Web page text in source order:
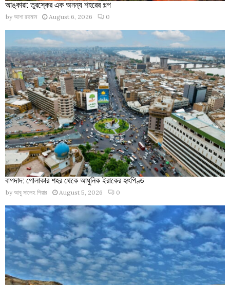
আঙ্কারা: তুরস্কের এক অনন্য শহরের গল্প
by আশা রহমান August 6, 2026 0
বাগদাদ: গোলাকার শহর থেকে আধুনিক ইরাকের হৃৎপিণ্ড
by আবু সালেহ পিয়ার August 5, 2026 0